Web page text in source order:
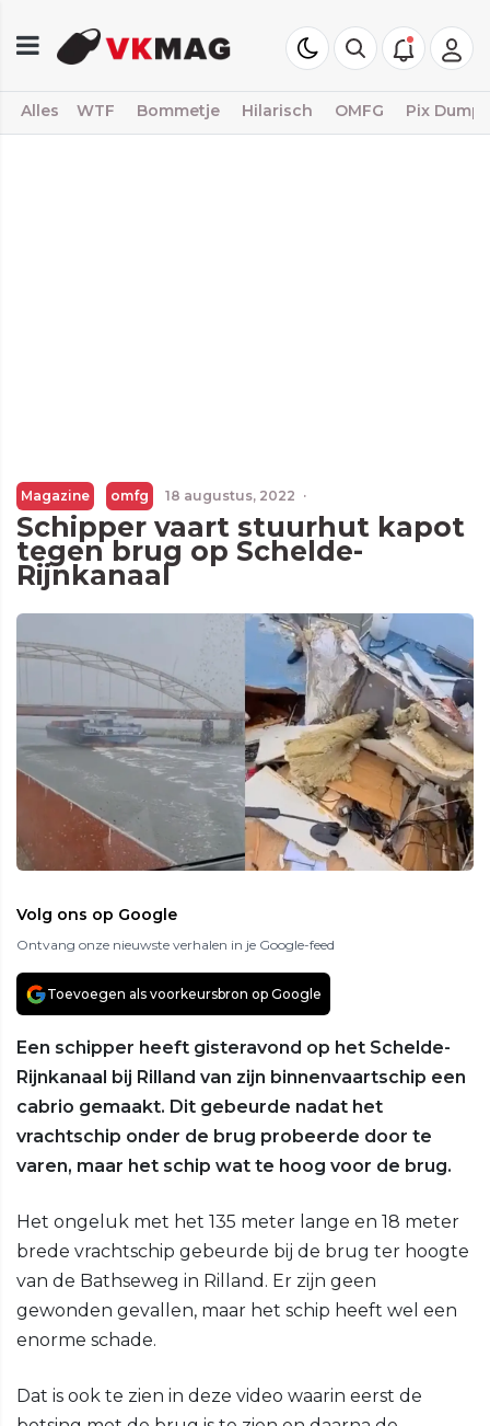
Alles WTF Bommetje Hilarisch OMFG Pix Dump
Magazine omfg 18 augustus, 2022 ·
Schipper vaart stuurhut kapot
tegen brug op Schelde-
Rijnkanaal
Volg ons op Google
Ontvang onze nieuwste verhalen in je Google-feed
Toevoegen als voorkeursbron op Google
Een schipper heeft gisteravond op het Schelde-
Rijnkanaal bij Rilland van zijn binnenvaartschip een
cabrio gemaakt. Dit gebeurde nadat het
vrachtschip onder de brug probeerde door te
varen, maar het schip wat te hoog voor de brug.
Het ongeluk met het 135 meter lange en 18 meter
brede vrachtschip gebeurde bij de brug ter hoogte
van de Bathseweg in Rilland. Er zijn geen
gewonden gevallen, maar het schip heeft wel een
enorme schade.
Dat is ook te zien in deze video waarin eerst de